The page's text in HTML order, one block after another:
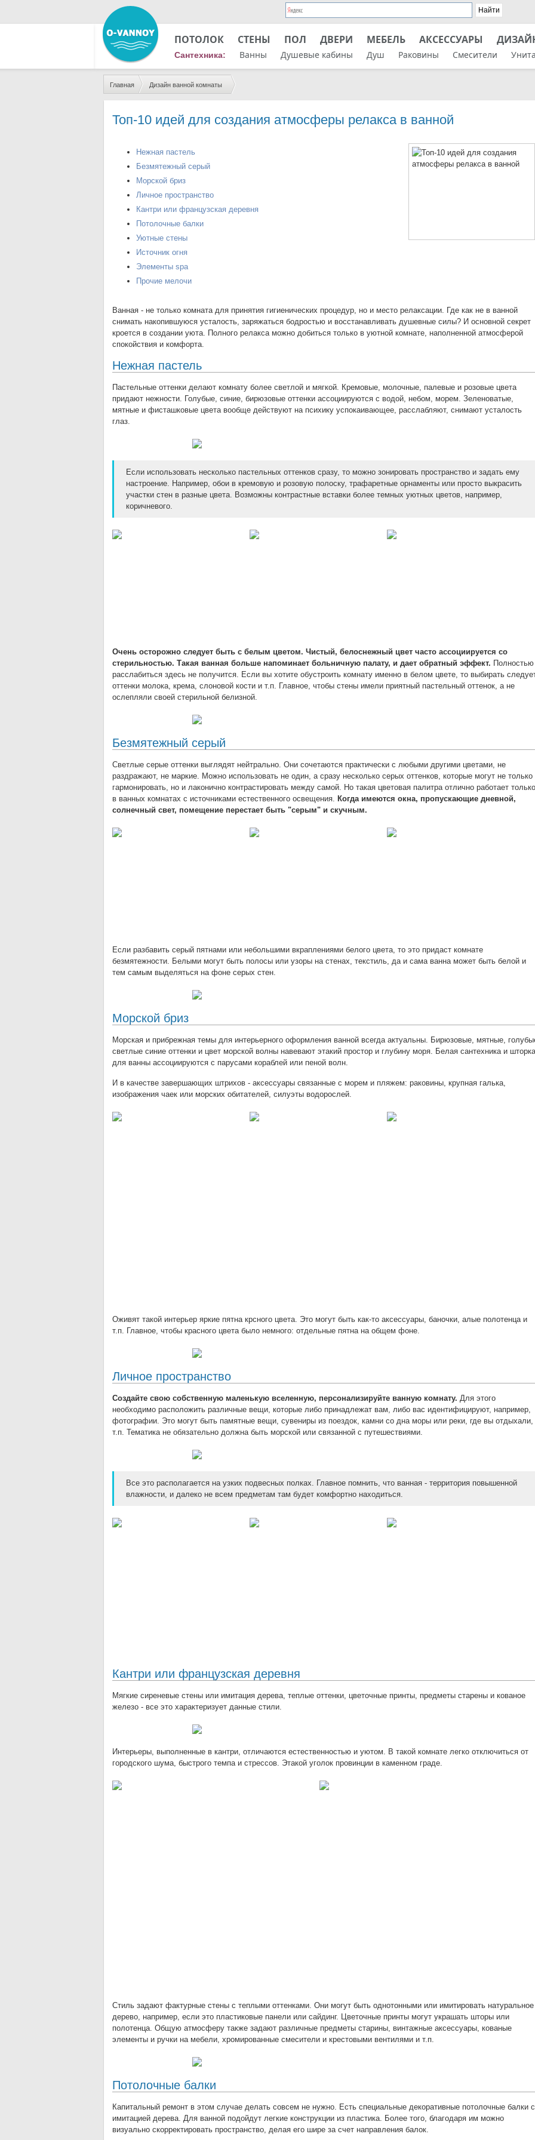
ПОТОЛОК СТЕНЫ ПОЛ ДВЕРИ МЕБЕЛЬ АКСЕССУАРЫ
Сантехника: Ванны Душевые кабины Душ Раковины Смесители
Главная Дизайн ванной комнаты
Топ-10 идей для создания атмосферы релакса в ванной
Нежная пастель
Безмятежный серый
Морской бриз
Личное пространство
Кантри или французская деревня
Потолочные балки
Уютные стены
Источник огня
Элементы spa
Прочие мелочи
Ванная - не только комната для принятия гигиенических процедур, но и место релаксации. Где как не в ванной
снимать накопившуюся усталость, заряжаться бодростью и восстанавливать душевные силы? И основной секрет
кроется в создании уюта. Полного релакса можно добиться только в уютной комнате, наполненной атмосферой
спокойствия и комфорта.
Нежная пастель
Пастельные оттенки делают комнату более светлой и мягкой. Кремовые, молочные, палевые и розовые цвета
придают нежности. Голубые, синие, бирюзовые оттенки ассоциируются с водой, небом, морем. Зеленоватые,
мятные и фисташковые цвета вообще действуют на психику успокаивающее, расслабляют, снимают усталость
глаз.
Если использовать несколько пастельных оттенков сразу, то можно зонировать пространство и задать ему
настроение. Например, обои в кремовую и розовую полоску, трафаретные орнаменты или просто выкрасить
участки стен в разные цвета. Возможны контрастные вставки более темных уютных цветов, например,
коричневого.
Очень осторожно следует быть с белым цветом. Чистый, белоснежный цвет часто ассоциируется со
стерильностью. Такая ванная больше напоминает больничную палату, и дает обратный эффект. Полностью
расслабиться здесь не получится. Если вы хотите обустроить комнату именно в белом цвете, то выбирать
оттенки молока, крема, слоновой кости и т.п. Главное, чтобы стены имели приятный пастельный оттенок, а не
ослепляли своей стерильной белизной.
Безмятежный серый
Светлые серые оттенки выглядят нейтрально. Они сочетаются практически с любыми другими цветами, не
раздражают, не маркие. Можно использовать не один, а сразу несколько серых оттенков, которые могут не только
гармонировать, но и лаконично контрастировать между самой. Но такая цветовая палитра отлично работает только
в ванных комнатах с источниками естественного освещения. Когда имеются окна, пропускающие дневной,
солнечный свет, помещение перестает быть "серым" и скучным.
Если разбавить серый пятнами или небольшими вкраплениями белого цвета, то это придаст комнате
безмятежности. Белыми могут быть полосы или узоры на стенах, текстиль, да и сама ванна может быть белой и
тем самым выделяться на фоне серых стен.
Морской бриз
Морская и прибрежная темы для интерьерного оформления ванной всегда актуальны. Бирюзовые, мятные,
светлые синие оттенки и цвет морской волны навевают этакий простор и глубину моря. Белая сантехника и шторка
для ванны ассоциируются с парусами кораблей или пеной волн.
И в качестве завершающих штрихов - аксессуары связанные с морем и пляжем: раковины, крупная галька,
изображения чаек или морских обитателей, силуэты водорослей.
Оживят такой интерьер яркие пятна крсного цвета. Это могут быть как-то аксессуары, баночки, алые полотенца и
т.п. Главное, чтобы красного цвета было немного: отдельные пятна на общем фоне.
Личное пространство
Создайте свою собственную маленькую вселенную, персонализируйте ванную комнату. Для этого
необходимо расположить различные вещи, которые либо принадлежат вам, либо вас идентифицируют, например,
фотографии. Это могут быть памятные вещи, сувениры из поездок, камни со дна моры или реки, где вы отдыхали,
т.п. Тематика не обязательно должна быть морской или связанной с путешествиями.
Все это располагается на узких подвесных полках. Главное помнить, что ванная - территория повышенной
влажности, и далеко не всем предметам там будет комфортно находиться.
Кантри или французская деревня
Мягкие сиреневые стены или имитация дерева, теплые оттенки, цветочные принты, предметы старены и кованое
железо - все это характеризует данные стили.
Интерьеры, выполненные в кантри, отличаются естественностью и уютом. В такой комнате легко отключиться от
городского шума, быстрого темпа и стрессов. Этакой уголок провинции в каменном граде.
Стиль задают фактурные стены с теплыми оттенками. Они могут быть однотонными или имитировать натуральное
дерево, например, если это пластиковые панели или сайдинг. Цветочные принты могут украшать шторы или
полотенца. Общую атмосферу также задают различные предметы старины, винтажные аксессуары, кованые
элементы и ручки на мебели, хромированные смесители и крестовыми вентилями и т.п.
Потолочные балки
Капитальный ремонт в этом случае делать совсем не нужно. Есть специальные декоративные потолочные балки с
имитацией дерева. Для ванной подойдут легкие конструкции из пластика. Более того, благодаря им можно
визуально скорректировать пространство, делая его шире за счет направления балок.